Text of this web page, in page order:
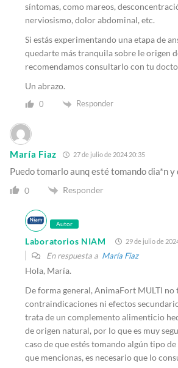
síntomas, como mareos,
nerviosismo, dolor abdominal, etc.
Si estás experimentando una etapa de
quedarte más tranquila sobre le origen
recomendamos consultarlo con tu
Un abrazo.
0 Responder
María Fiaz 27 de julio de 2024 20:35
Puedo tomarlo aunq esté tomando dia*n y
0 Responder
Autor
Laboratorios NIAM 29 de julio de
En respuesta a María Fiaz
Hola, María.
De forma general, AnimaFort MULTI no
contraindicaciones ni efectos
trata de un complemento alimenticio
de origen natural, por lo que es muy
caso de que estés tomando algún tipo
que mencionas, es necesario que lo